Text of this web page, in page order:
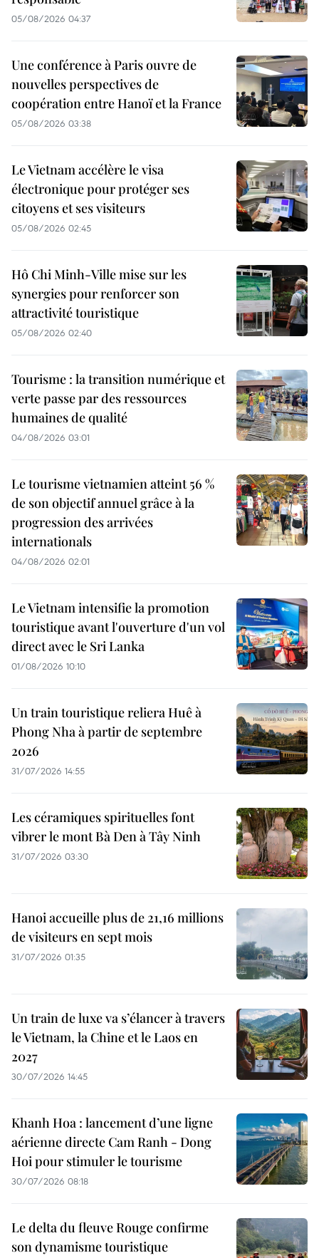
05/08/2026 04:37
Une conférence à Paris ouvre de
nouvelles perspectives de
coopération entre Hanoï et la France
05/08/2026 03:38
Le Vietnam accélère le visa
électronique pour protéger ses
citoyens et ses visiteurs
05/08/2026 02:45
Hô Chi Minh-Ville mise sur les
synergies pour renforcer son
attractivité touristique
05/08/2026 02:40
Tourisme : la transition numérique et
verte passe par des ressources
humaines de qualité
04/08/2026 03:01
Le tourisme vietnamien atteint 56 %
de son objectif annuel grâce à la
progression des arrivées
internationals
04/08/2026 02:01
Le Vietnam intensifie la promotion
touristique avant l'ouverture d'un vol
direct avec le Sri Lanka
01/08/2026 10:10
Un train touristique reliera Huê à
Phong Nha à partir de septembre
2026
31/07/2026 14:55
Les céramiques spirituelles font
vibrer le mont Bà Den à Tây Ninh
31/07/2026 03:30
Hanoi accueille plus de 21,16 millions
de visiteurs en sept mois ​
31/07/2026 01:35
Un train de luxe va s’élancer à travers
le Vietnam, la Chine et le Laos en
2027
30/07/2026 14:45
Khanh Hoa : lancement d’une ligne
aérienne directe Cam Ranh - Dong
Hoi pour stimuler le tourisme
30/07/2026 08:18
Le delta du fleuve Rouge confirme
son dynamisme touristique